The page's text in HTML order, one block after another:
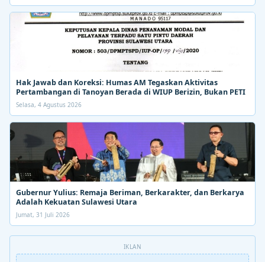
Hak Jawab dan Koreksi: Humas AM Tegaskan Aktivitas
Pertambangan di Tanoyan Berada di WIUP Berizin, Bukan PETI
Selasa, 4 Agustus 2026
Gubernur Yulius: Remaja Beriman, Berkarakter, dan Berkarya
Adalah Kekuatan Sulawesi Utara
Jumat, 31 Juli 2026
IKLAN